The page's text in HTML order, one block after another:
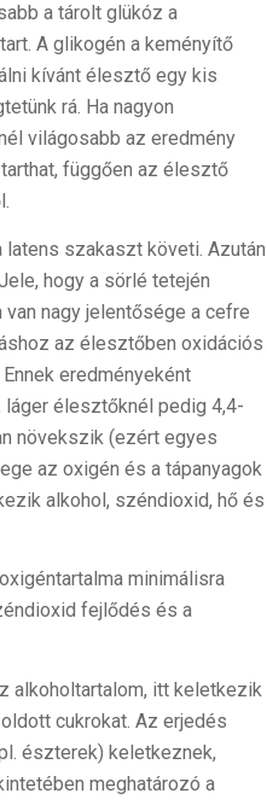
a tárolt glükóz a
A glikogén a keményítő
kívánt élesztő egy kis
rá. Ha nagyon
világosabb az eredmény
függően az élesztő
szakaszt követi. Azután
hogy a sörlé tetején
nagy jelentősége a cefre
az élesztőben oxidációs
eredményeként
élesztőknél pedig 4,4-
növekszik (ezért egyes
az oxigén és a tápanyagok
alkohol, széndioxid, hő és
minimálisra
fejlődés és a
alkoholtartalom, itt keletkezik
cukrokat. Az erjedés
észterek) keletkeznek,
meghatározó a